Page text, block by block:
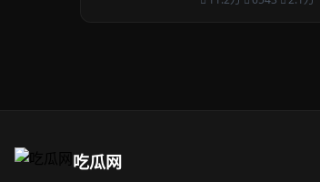
吃瓜网